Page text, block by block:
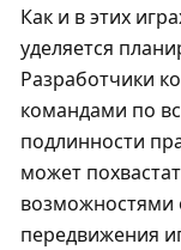
Как и в этих
уделяется
Разработчики
командами по
подлинности
может
возможностями
передвижения